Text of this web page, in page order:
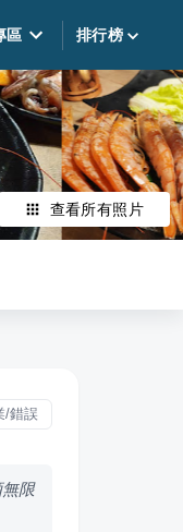
區 排行榜
查看所有照片
/錯誤
限